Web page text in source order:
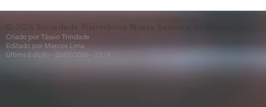
🎵🎶
ao Dia dos
© 2026 Sociedade Filarmônica Nossa Senhora da Conceição.
Criado por Tássio Trindade
Editado por Marcos Lima
Última Edição - 22/07/2026- 23:19